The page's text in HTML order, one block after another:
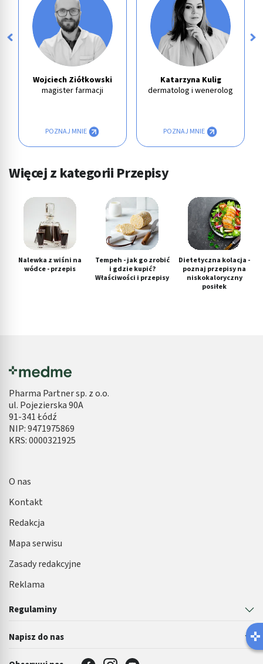
Wojciech Ziółkowski
magister farmacji
POZNAJ MNIE
Katarzyna Kulig
dermatolog i wenerolog
POZNAJ MNIE
Więcej z kategorii Przepisy
Nalewka z wiśni na
wódce - przepis
Tempeh - jak go zrobić
i gdzie kupić?
Właściwości i przepisy
Dietetyczna kolacja -
poznaj przepisy na
niskokaloryczny
posiłek
Pharma Partner sp. z o.o.
ul. Pojezierska 90A
91-341 Łódź
NIP: 9471975869
KRS: 0000321925
Regulaminy
Napisz do nas
O nas
Kontakt
Redakcja
Mapa serwisu
Zasady redakcyjne
Reklama